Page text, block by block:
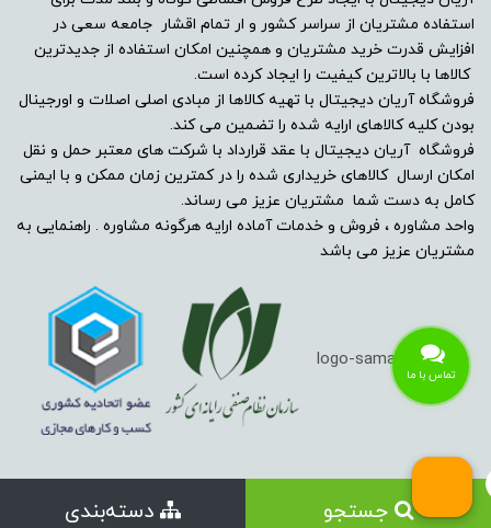
استفاده مشتریان از سراسر کشور و ار تمام اقشار جامعه سعی در
افزایش قدرت خرید مشتریان و همچنین امکان استفاده از جدیدترین
کالاها با بالاترین کیفیت را ایجاد کرده است.
فروشگاه آریان دیجیتال با تهیه کالاها از مبادی اصلی اصلات و اورجینال
بودن کلیه کالاهای ارایه شده را تضمین می کند.
فروشگاه آریان دیجیتال با عقد قرارداد با شرکت های معتبر حمل و نقل
امکان ارسال کالاهای خریداری شده را در کمترین زمان ممکن و با ایمنی
کامل به دست شما مشتریان عزیز می رساند.
واحد مشاوره ، فروش و خدمات آماده ارایه هرگونه مشاوره . راهنمایی به
مشتریان عزیز می باشد
تمامی حقوق مادی و معنوی این سایت متعلق به آریان دیجیتال میباشد
تماس با ما